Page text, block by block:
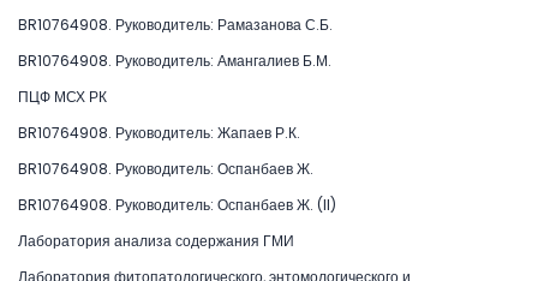
BR10764908. Руководитель: Рамазанова С.Б.
BR10764908. Руководитель: Амангалиев Б.М.
ПЦФ МСХ РК
BR10764908. Руководитель: Жапаев Р.К.
BR10764908. Руководитель: Оспанбаев Ж.
BR10764908. Руководитель: Оспанбаев Ж. (II)
Лаборатория анализа содержания ГМИ
Лаборатория фитопатологического, энтомологического и